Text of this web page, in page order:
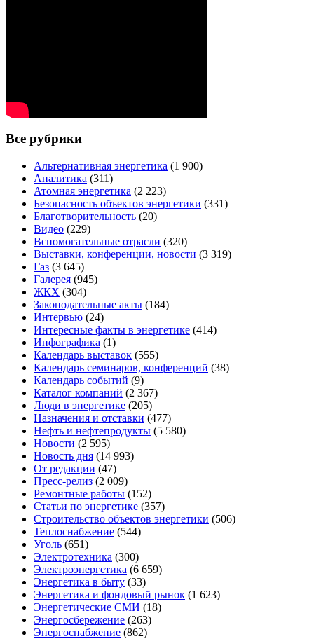
Все рубрики
Альтернативная энергетика (1 900)
Аналитика (311)
Атомная энергетика (2 223)
Безопасность объектов энергетики (331)
Благотворительность (20)
Видео (229)
Вспомогательные отрасли (320)
Выставки, конференции, новости (3 319)
Газ (3 645)
Галерея (945)
ЖКХ (304)
Законодательные акты (184)
Интервью (24)
Интересные факты в энергетике (414)
Инфографика (1)
Календарь выставок (555)
Календарь семинаров, конференций (38)
Календарь событий (9)
Каталог компаний (2 367)
Люди в энергетике (205)
Назначения и отставки (477)
Нефть и нефтепродукты (5 580)
Новости (2 595)
Новость дня (14 993)
От редакции (47)
Пресс-релиз (2 009)
Ремонтные работы (152)
Статьи по энергетике (357)
Строительство объектов энергетики (506)
Теплоснабжение (544)
Уголь (651)
Электротехника (300)
Электроэнергетика (6 659)
Энергетика в быту (33)
Энергетика и фондовый рынок (1 623)
Энергетические СМИ (18)
Энергосбережение (263)
Энергоснабжение (862)